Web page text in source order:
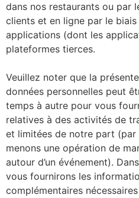
dans nos restaurants ou par
clients et en ligne par le
applications (dont les
plateformes tierces.
Veuillez noter que la
données personnelles peut
temps à autre pour vous
relatives à des activités de
et limitées de notre part (par
menons une opération de
autour d’un événement).
vous fournirons les
complémentaires